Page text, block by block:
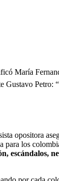
María
Gustavo Petro:
opositora
para los
escándalos,